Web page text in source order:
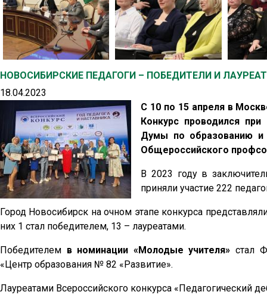
НОВОСИБИРСКИЕ ПЕДАГОГИ – ПОБЕДИТЕЛИ И
18.04.2023
С 10 по 15 апреля в
Конкурс проводился
Думы по образованию и
Общероссийского
В 2023 году в
приняли участие 222
Город Новосибирск на очном этапе конкурса
них 1 стал победителем, 13 – лауреатами.
Победителем в номинации «Молодые учителя» стал
«Центр образования № 82 «Развитие».
Лауреатами Всероссийского конкурса «Педагогический